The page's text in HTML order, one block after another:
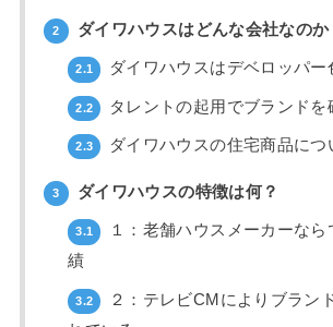
2 ダイワハウスはどんな会社なのか
2.1 ダイワハウスはデベロッパー
2.2 タレントの起用でブランドを
2.3 ダイワハウスの住宅商品につ
3 ダイワハウスの特徴は何？
3.1
１：老舗ハウスメーカーな
績
3.2
２：テレビCMによりブラン